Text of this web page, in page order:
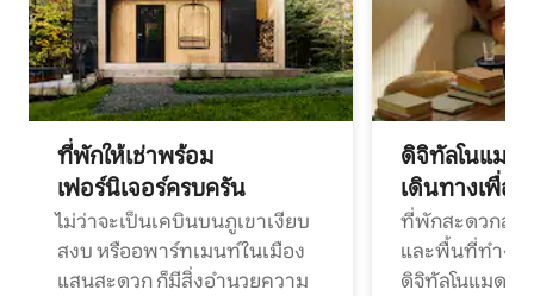
ที่พักให้เช่าพร้อม
เฟอร์นิเจอร์ครบครัน
ไม่ว่าจะเป็นเคบินบนภูเขาเงียบ
สงบ หรืออพาร์ทเมนท์ในเมือง
แสนสะดวก ก็มีสิ่งอำนวยความ
ดิจิทัลโนแมด
เดินทางเพื่อ
ที่พักสะดวกสบ
และพื้นที่ทำงา
ดิจิทัลโนแมดแ